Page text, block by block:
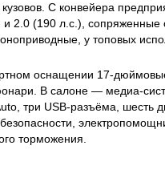
кузовов. С конвейера
и 2.0 (190 л.с.), сопряженные
у топовых
оснащении 17-
В салоне — медиа-
три USB-разъёма, шесть
торможения.